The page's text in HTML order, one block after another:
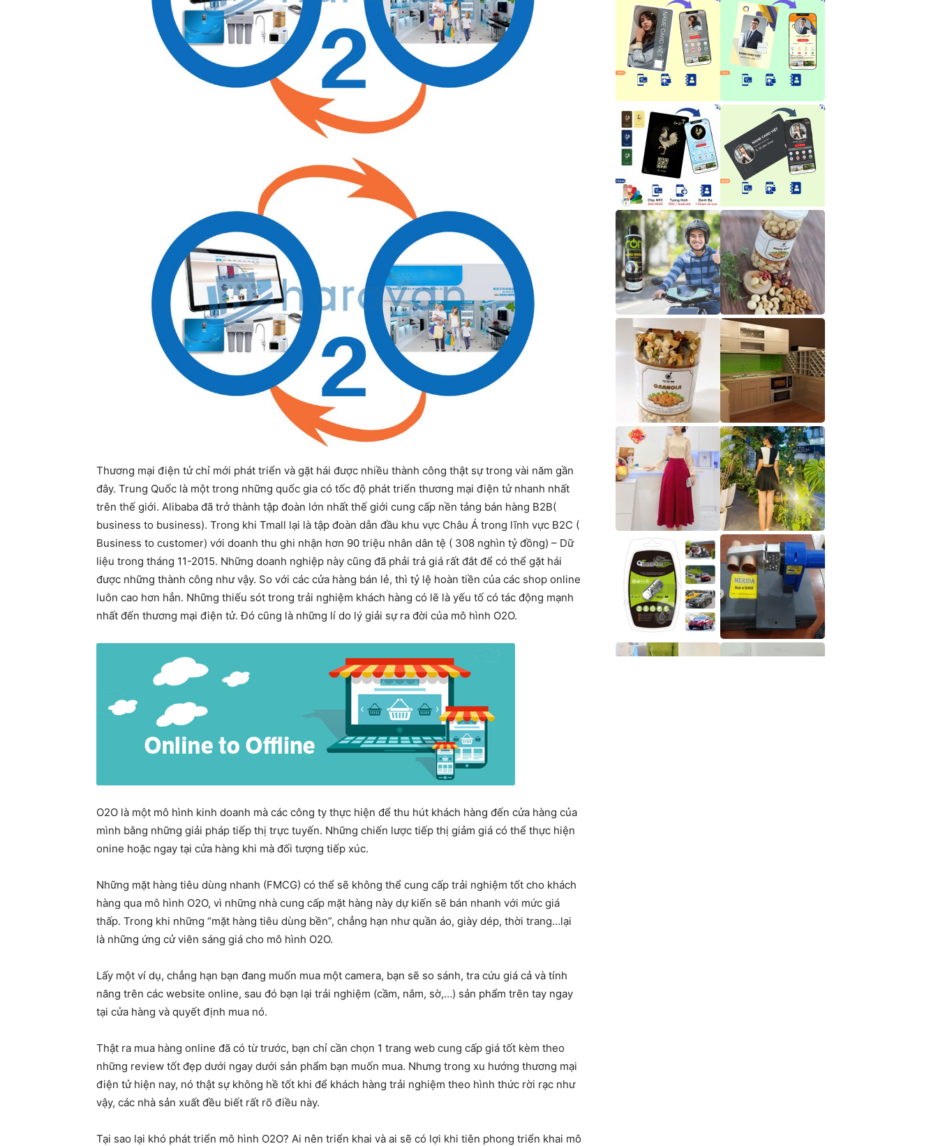
Thương mại điện tử chỉ mới phát triển và gặt hái được nhiều thành công thật sự trong vài năm gần
đây. Trung Quốc là một trong những quốc gia có tốc độ phát triển thương mại điện tử nhanh nhất
trên thế giới. Alibaba đã trở thành tập đoàn lớn nhất thế giới cung cấp nền tảng bán hàng B2B(
business to business). Trong khi Tmall lại là tập đoàn dẫn đầu khu vực Châu Á trong lĩnh vực B2C (
Business to customer) với doanh thu ghi nhận hơn 90 triệu nhân dân tệ ( 308 nghìn tỷ đồng) – Dữ
liệu trong tháng 11-2015. Những doanh nghiệp này cũng đã phải trả giá rất đắt để có thể gặt hái
được những thành công như vậy. So với các cửa hàng bán lẻ, thì tỷ lệ hoàn tiền của các shop online
luôn cao hơn hẳn. Những thiếu sót trong trải nghiệm khách hàng có lẽ là yếu tố có tác động mạnh
nhất đến thương mại điện tử. Đó cũng là những lí do lý giải sự ra đời của mô hình O2O.
O2O là một mô hình kinh doanh mà các công ty thực hiện để thu hút khách hàng đến cửa hàng của
mình bằng những giải pháp tiếp thị trực tuyến. Những chiến lược tiếp thị giảm giá có thể thực hiện
onine hoặc ngay tại cửa hàng khi mà đối tượng tiếp xúc.
Những mặt hàng tiêu dùng nhanh (FMCG) có thể sẽ không thể cung cấp trải nghiệm tốt cho khách
hàng qua mô hình O2O, vì những nhà cung cấp mặt hàng này dự kiến sẽ bán nhanh với mức giá
thấp. Trong khi những “mặt hàng tiêu dùng bền”, chẳng hạn như quần áo, giày dép, thời trang…lại
là những ứng cử viên sáng giá cho mô hình O2O.
Lấy một ví dụ, chẳng hạn bạn đang muốn mua một camera, bạn sẽ so sánh, tra cứu giá cả và tính
năng trên các website online, sau đó bạn lại trải nghiệm (cầm, nắm, sờ,…) sản phẩm trên tay ngay
tại cửa hàng và quyết định mua nó.
Thật ra mua hàng online đã có từ trước, bạn chỉ cần chọn 1 trang web cung cấp giá tốt kèm theo
những review tốt đẹp dưới ngay dưới sản phẩm bạn muốn mua. Nhưng trong xu hướng thương mại
điện tử hiện nay, nó thật sự không hề tốt khi để khách hàng trải nghiệm theo hình thức rời rạc như
vậy, các nhà sản xuất đều biết rất rõ điều này.
Tại sao lại khó phát triển mô hình O2O? Ai nên triển khai và ai sẽ có lợi khi tiên phong triển khai mô